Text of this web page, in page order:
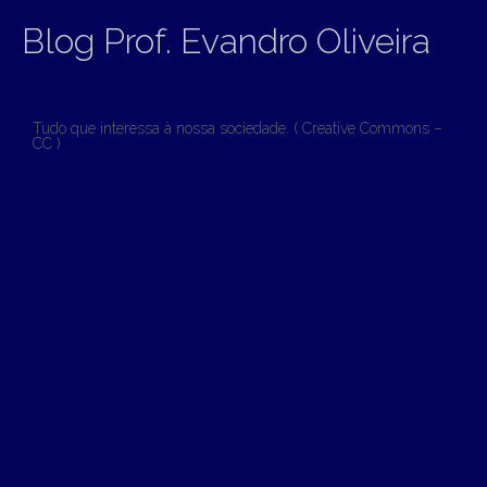
Blog Prof. Evandro Oliveira
Tudo que interessa à nossa sociedade. ( Creative Commons –
CC )